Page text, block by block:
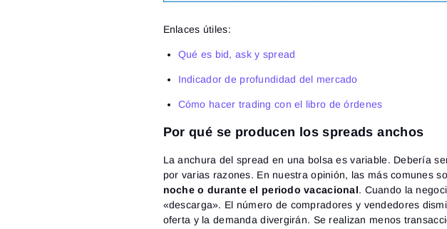
Enlaces útiles:
Qué es bid, ask y spread
Indicador de profundidad del mercado
Cómo hacer trading con el libro de órdenes
Por qué se producen los spreads anchos
La anchura del spread en una bolsa es variable. Debería
por varias razones. En nuestra opinión, las más comunes
noche o durante el periodo vacacional. Cuando la
«descarga». El número de compradores y vendedores
oferta y la demanda divergirán. Se realizan menos